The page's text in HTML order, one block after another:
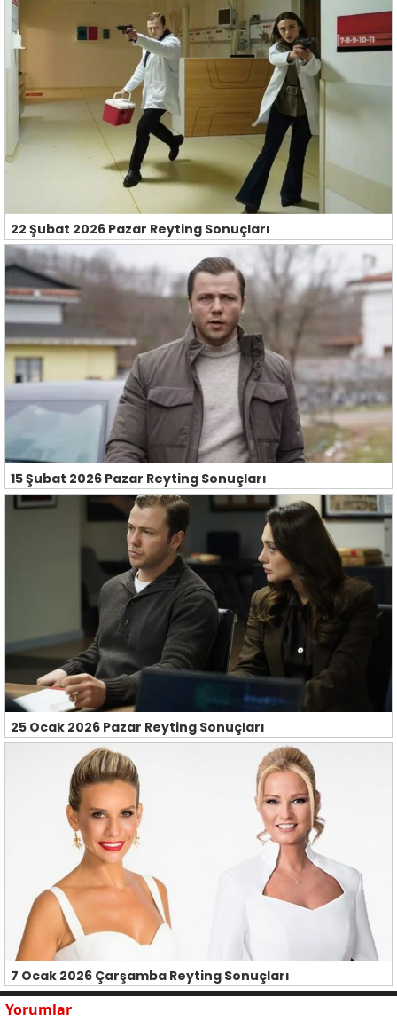
22 Şubat 2026 Pazar Reyting Sonuçları
15 Şubat 2026 Pazar Reyting Sonuçları
25 Ocak 2026 Pazar Reyting Sonuçları
7 Ocak 2026 Çarşamba Reyting Sonuçları
Yorumlar